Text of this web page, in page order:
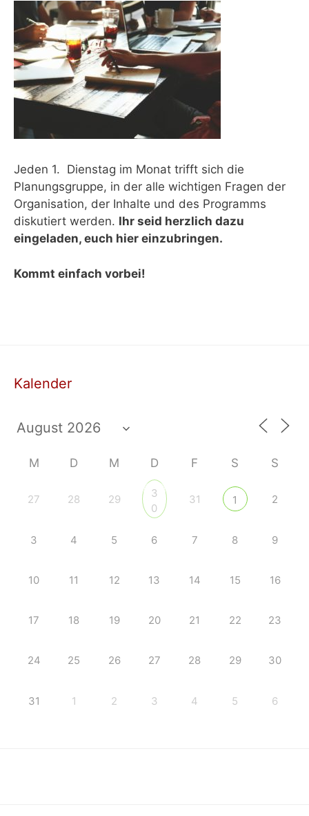
Jeden 1. Dienstag im Monat trifft sich die
Planungsgruppe, in der alle wichtigen Fragen der
Organisation, der Inhalte und des Programms
diskutiert werden. Ihr seid herzlich dazu
eingeladen, euch hier einzubringen.
Kommt einfach vorbei!
Kalender
M D M D F S S
27 28 29
3
0
31 1 2
3 4 5 6 7 8 9
10 11 12 13 14 15 16
17 18 19 20 21 22 23
24 25 26 27 28 29 30
31 1 2 3 4 5 6